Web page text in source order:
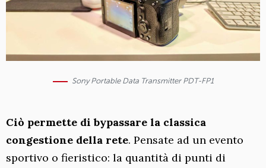
Sony Portable Data Transmitter PDT-FP1
Ciò permette di bypassare la classica
congestione della rete. Pensate ad un evento
sportivo o fieristico: la quantità di punti di